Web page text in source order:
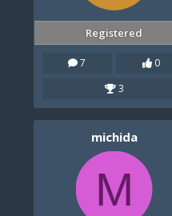
а
Registered
7
0
3
michida
M